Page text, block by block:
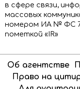
в сфере связи,
массовых
номером ИА № ФС
пометкой «IR»
Об агентстве
Право на